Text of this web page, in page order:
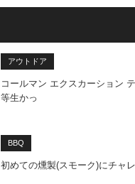
アウトドア
コールマン エクスカーション
等生かっ
BBQ
初めての燻製(スモーク)にチャ